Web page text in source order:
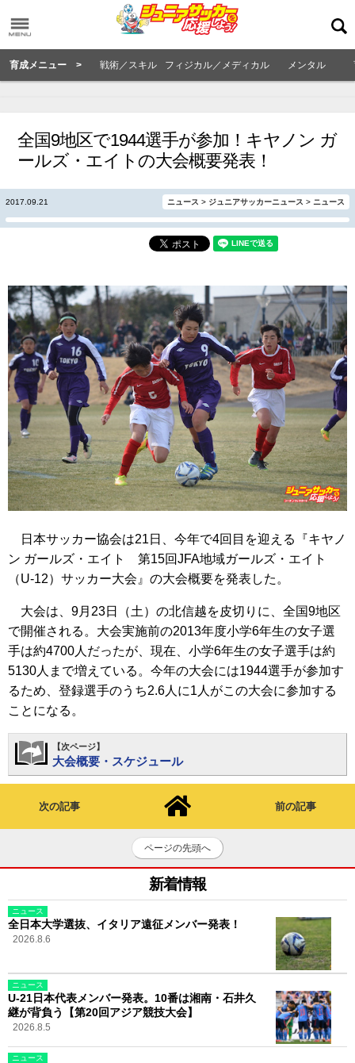
育成メニュー > 戦術／スキル フィジカル／メディカル メンタル
全国9地区で1944選手が参加！キヤノン ガ
ールズ・エイトの大会概要発表！
2017.09.21 ニュース > ジュニアサッカーニュース > ニュース
日本サッカー協会は21日、今年で4回目を迎える『キヤノ
ン ガールズ・エイト 第15回JFA地域ガールズ・エイト
（U-12）サッカー大会』の大会概要を発表した。
大会は、9月23日（土）の北信越を皮切りに、全国9地区
で開催される。大会実施前の2013年度小学6年生の女子選
手は約4700人だったが、現在、小学6年生の女子選手は約
5130人まで増えている。今年の大会には1944選手が参加す
るため、登録選手のうち2.6人に1人がこの大会に参加する
ことになる。
【次ページ】
大会概要・スケジュール
次の記事 前の記事
ページの先頭へ
新着情報
ニュース
全日本大学選抜、イタリア遠征メンバー発表！
2026.8.6
ニュース
U-21日本代表メンバー発表。10番は湘南・石井久
継が背負う【第20回アジア競技大会】
2026.8.5
ニュース